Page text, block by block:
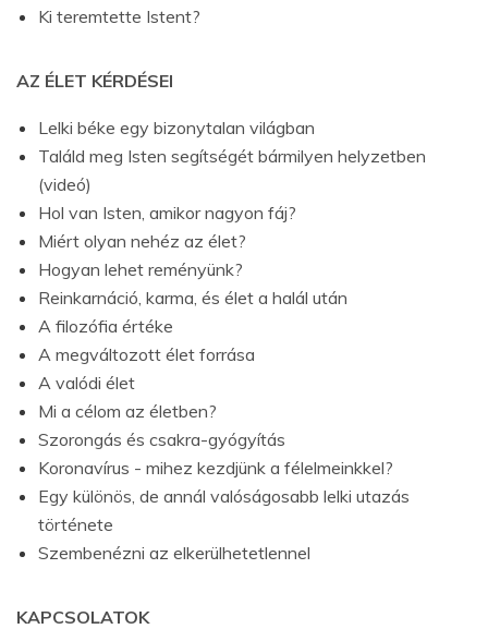
Ki teremtette Istent?
AZ ÉLET KÉRDÉSEI
Lelki béke egy bizonytalan világban
Találd meg Isten segítségét bármilyen helyzetben
(videó)
Hol van Isten, amikor nagyon fáj?
Miért olyan nehéz az élet?
Hogyan lehet reményünk?
Reinkarnáció, karma, és élet a halál után
A filozófia értéke
A megváltozott élet forrása
A valódi élet
Mi a célom az életben?
Szorongás és csakra-gyógyítás
Koronavírus - mihez kezdjünk a félelmeinkkel?
Egy különös, de annál valóságosabb lelki utazás
története
Szembenézni az elkerülhetetlennel
KAPCSOLATOK